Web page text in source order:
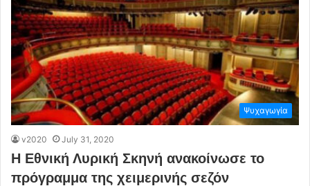
Ψυχαγωγία
v2020 July 31, 2020
Η Εθνική Λυρική Σκηνή ανακοίνωσε το
πρόγραμμα της χειμερινής σεζόν